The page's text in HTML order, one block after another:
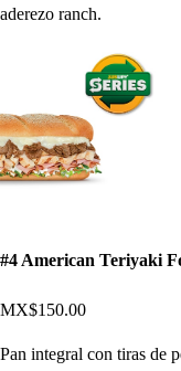
aderezo ranch.
#4 American Teriyaki
MX$150.00
Pan integral con tiras de